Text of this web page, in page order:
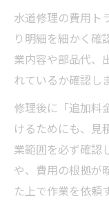
水道修理の費用ト
り明細を細かく確
業内容や部品代、
れているか確認し
修理後に「追加料
けるためにも、見
業範囲を必ず確認
や、費用の根拠が
た上で作業を依頼